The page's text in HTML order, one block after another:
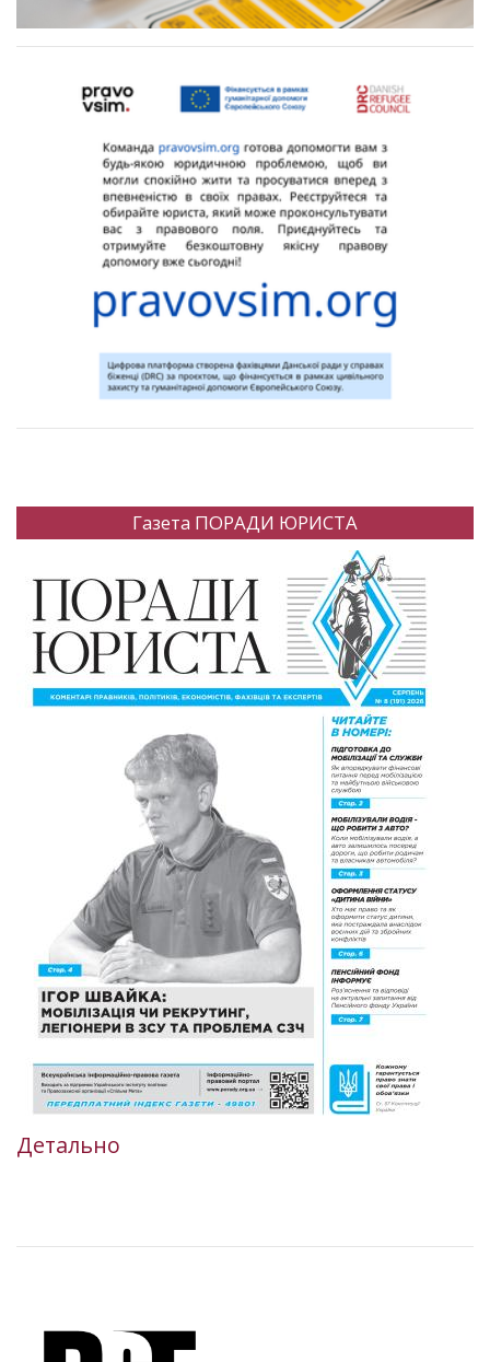
Газета ПОРАДИ ЮРИСТА
Детально